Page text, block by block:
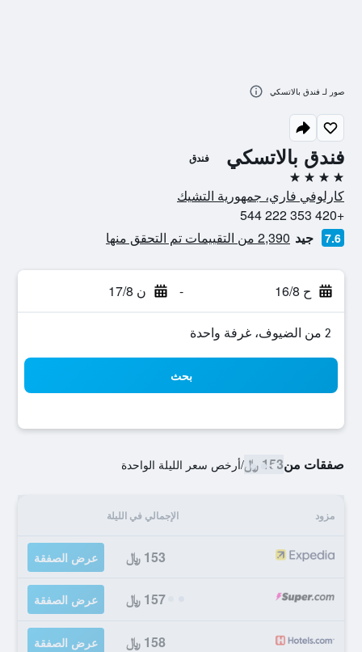
فندق بالاتسكي فندق
4 نجوم
كارلوفي فاري، جمهورية التشيك
+420 353 222 544
7.6 جيد 2,390 من التقييمات تم التحقق منها
ح 16/8 - ن 17/8
2 من الضيوف، غرفة واحدة
بحث
صفقات من153 ﷼ /أرخص سعر الليلة الواحدة
مزود الإجمالي في الليلة
153 ﷼ عرض الصفقة
157 ﷼ عرض الصفقة
158 ﷼ عرض الصفقة
صور لـ فندق بالاتسكي